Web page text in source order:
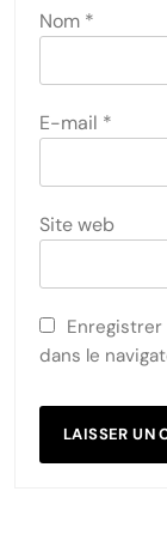
Nom *
E-mail *
Site web
dans le